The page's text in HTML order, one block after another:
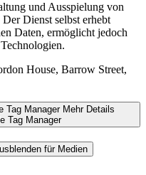
und Ausspielung von
Dienst selbst erhebt
Daten, ermöglicht jedoch
House, Barrow Street,
Tag Manager Mehr Details
Tag Manager
für Medien